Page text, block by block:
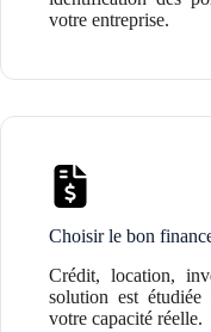
votre entreprise.
Choisir le bon
Crédit, location,
solution est
votre capacité réelle.